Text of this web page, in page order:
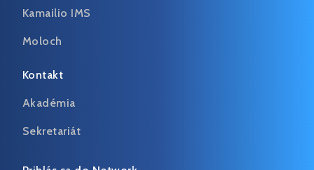
Kamailio IMS
Moloch
Kontakt
Akadémia
Sekretariát